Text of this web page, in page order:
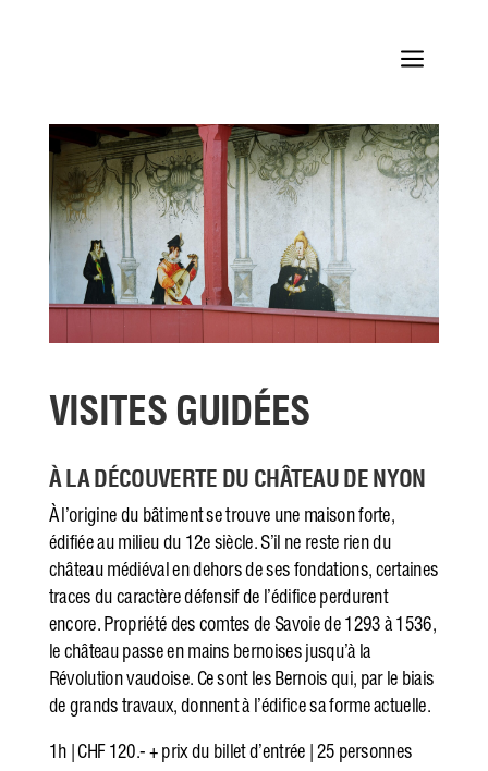
a
VISITES GUIDÉES
À LA DÉCOUVERTE DU CHÂTEAU DE NYON
À l’origine du bâtiment se trouve une maison forte,
édifiée au milieu du 12e siècle. S’il ne reste rien du
château médiéval en dehors de ses fondations, certaines
traces du caractère défensif de l’édifice perdurent
encore. Propriété des comtes de Savoie de 1293 à 1536,
le château passe en mains bernoises jusqu’à la
Révolution vaudoise. Ce sont les Bernois qui, par le biais
de grands travaux, donnent à l’édifice sa forme actuelle.
1h | CHF 120.- + prix du billet d’entrée | 25 personnes